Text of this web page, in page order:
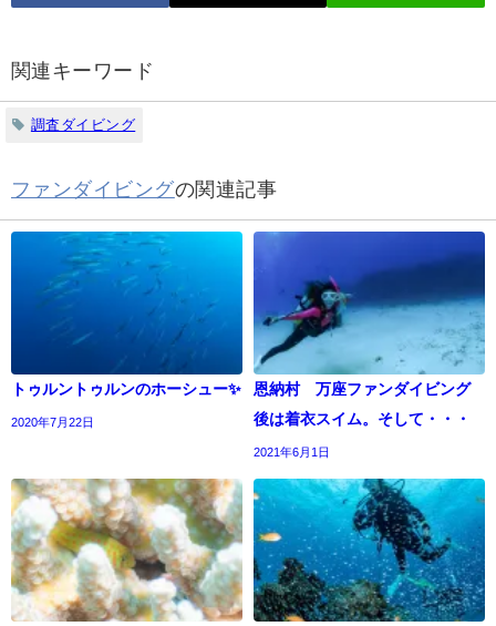
関連キーワード
調査ダイビング
ファンダイビングの関連記事
トゥルントゥルンのホーシュー✨
2020年7月22日
恩納村 万座ファンダイビング
後は着衣スイム。そして・・・
2021年6月1日